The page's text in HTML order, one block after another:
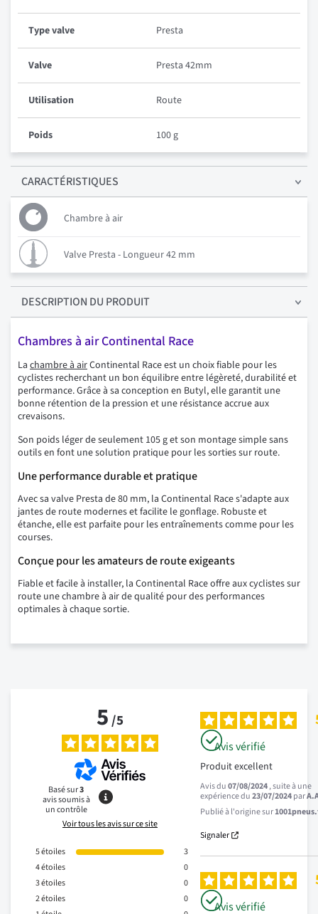
Type valve Presta
Valve Presta 42mm
Utilisation Route
Poids 100 g
CARACTÉRISTIQUES
Chambre à air
Valve Presta - Longueur 42 mm
DESCRIPTION DU PRODUIT
Chambres à air Continental Race
La chambre à airContinental Race est un choix fiable pour les
cyclistes recherchant un bon équilibre entre légèreté, durabilité et
performance. Grâce à sa conception en Butyl, elle garantit une
bonne rétention de la pression et une résistance accrue aux
crevaisons.
Son poids léger de seulement 105 g et son montage simple sans
outils en font une solution pratique pour les sorties sur route.
Une performance durable et pratique
Avec sa valve Presta de 80 mm, la Continental Race s'adapte aux
jantes de route modernes et facilite le gonflage. Robuste et
étanche, elle est parfaite pour les entraînements comme pour les
courses.
Conçue pour les amateurs de route exigeants
Fiable et facile à installer, la Continental Race offre aux cyclistes sur
route une chambre à air de qualité pour des performances
optimales à chaque sortie.
5/5
Basé sur3
avis soumis à
un contrôle
Voir tous les avis sur ce site
5étoiles
3
4étoiles
0
3étoiles
0
2étoiles
0
Avis vérifié
Produit excellent
Avis du07/08/2024, suite à une
expérience du23/07/2024par
Publié à l'origine sur
Signaler
Avis vérifié